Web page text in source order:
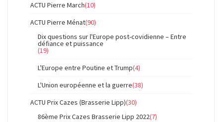
ACTU Pierre March(10)
ACTU Pierre Ménat(90)
Dix questions sur l'Europe post-covidienne – Entre
défiance et puissance
(19)
L'Europe entre Poutine et Trump(4)
L'Union européenne et la guerre(38)
ACTU Prix Cazes (Brasserie Lipp)(30)
86ème Prix Cazes Brasserie Lipp 2022(7)